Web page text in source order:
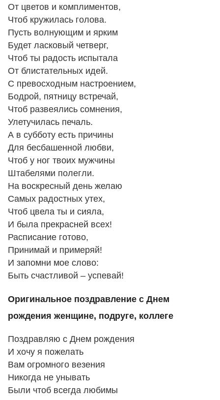
От цветов и комплиментов,
Чтоб кружилась голова.
Пусть волнующим и ярким
Будет ласковый четверг,
Чтоб ты радость испытала
От блистательных идей.
С превосходным настроением,
Бодрой, пятницу встречай,
Чтоб развеялись сомнения,
Улетучилась печаль.
А в субботу есть причины
Для бесбашенной любви,
Чтоб у ног твоих мужчины
Штабелями полегли.
На воскресный день желаю
Самых радостных утех,
Чтоб цвела ты и сияла,
И была прекрасней всех!
Расписание готово,
Принимай и примеряй!
И запомни мое слово:
Быть счастливой – успевай!
Оригинальное поздравление с Днем
рождения женщине, подруге, коллеге
Поздравляю с Днем рождения
И хочу я пожелать
Вам огромного везения
Никогда не унывать
Были чтоб всегда любимы